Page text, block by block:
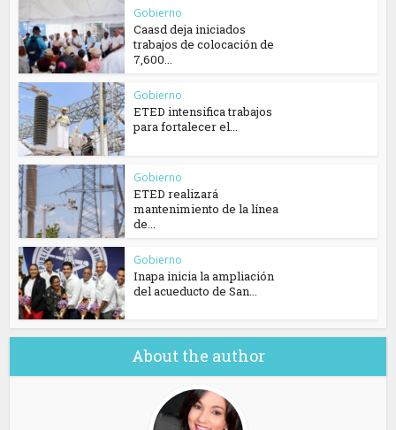
Gobierno
Caasd deja iniciados
trabajos de colocación de
7,600...
Gobierno
ETED intensifica trabajos
para fortalecer el...
Gobierno
ETED realizará
mantenimiento de la línea
de...
Gobierno
Inapa inicia la ampliación
del acueducto de San...
About the author